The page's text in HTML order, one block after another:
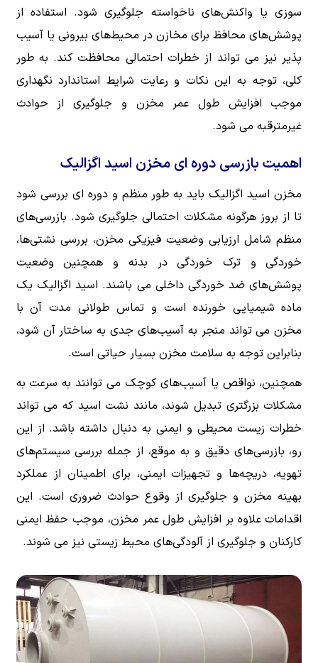
سوزی یا واکنش‌های ناخواسته جلوگیری شود. استفاده از
پوشش‌های محافظ برای مخازن در محیط‌های بیرونی یا آسیب
پذیر نیز می تواند از خطرات احتمالی محافظت کند. به طور
کلی، توجه به این نکات و رعایت شرایط استاندارد نگهداری
موجب افزایش طول عمر مخزن و جلوگیری از حوادث
غیرمترقبه می شود.
اهمیت بازرسی دوره ای مخزن اسید اگزالیک
مخزن اسید اگزالیک باید به طور منظم و دوره ای بررسی شود
تا از بروز هرگونه مشکلات احتمالی جلوگیری شود. بازرسی‌های
منظم شامل ارزیابی وضعیت فیزیکی مخزن، بررسی نشتی‌ها،
خوردگی و ترک خوردگی در بدنه و همچنین وضعیت
پوشش‌های ضد خوردگی داخلی می باشند. اسید اگزالیک یک
ماده شیمیایی خورنده است و تماس طولانی مدت آن با
مخزن می تواند منجر به آسیب‌های جدی به ساختار آن شود،
بنابراین توجه به سلامت مخزن بسیار حیاتی است.
همچنین، نواقص یا آسیب‌های کوچک می توانند به سرعت به
مشکلات بزرگتری تبدیل شوند، مانند نشت اسید که می تواند
خطرات زیست محیطی و ایمنی به دنبال داشته باشد. از این
رو، بازرسی‌های دقیق و به موقع، از جمله بررسی سیستم‌های
تهویه، دریچه‌ها و تجهیزات ایمنی، برای اطمینان از عملکرد
بهینه مخزن و جلوگیری از وقوع حوادث ضروری است. این
اقدامات علاوه بر افزایش طول عمر مخزن، موجب حفظ ایمنی
کارکنان و جلوگیری از آلودگی‌های محیط زیستی نیز می شوند.